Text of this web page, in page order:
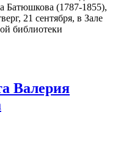
Батюшкова (1787-1855),
21 сентября, в Зале
библиотеки
Валерия